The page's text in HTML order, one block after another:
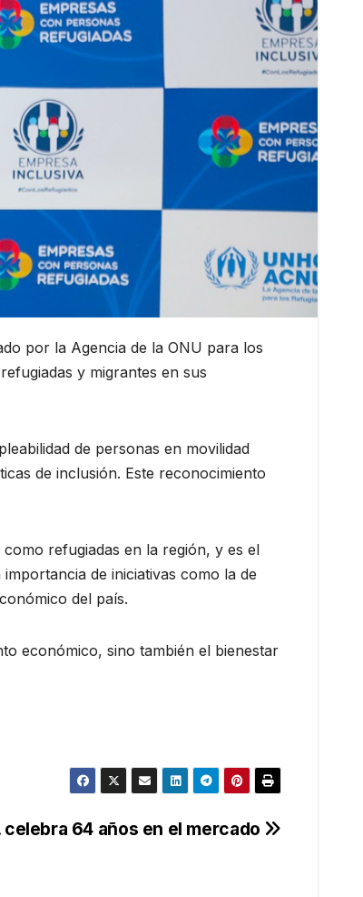
por la Agencia de la ONU para los
y migrantes en sus
de personas en movilidad
de inclusión. Este reconocimiento
refugiadas en la región, y es el
de iniciativas como la de
del país.
económico, sino también el bienestar
celebra 64 años en el mercado